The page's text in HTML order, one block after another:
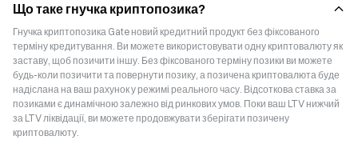
Що таке гнучка криптопозика?
Гнучка криптопозика Gate новий кредитний продукт без фіксованого
терміну кредитування. Ви можете використовувати одну криптовалюту як
заставу, щоб позичити іншу. Без фіксованого терміну позики ви можете
будь-коли позичити та повернути позику, а позичена криптовалюта буде
надіслана на ваш рахунок у режимі реального часу. Відсоткова ставка за
позиками є динамічною залежно від ринкових умов. Поки ваш LTV нижчий
за LTV ліквідації, ви можете продовжувати зберігати позичену
криптовалюту.